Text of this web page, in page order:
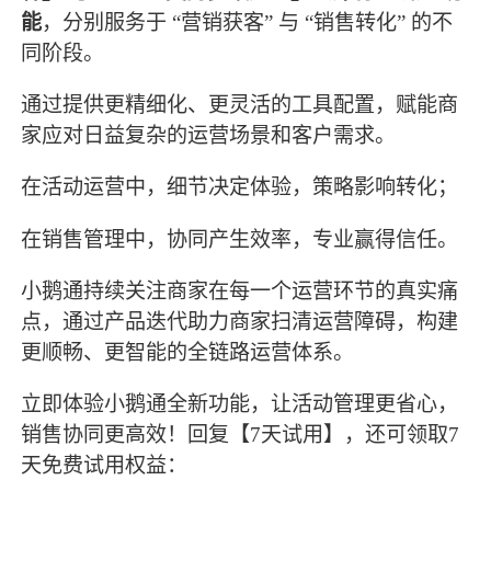
能，分别服务于 “营销获客” 与 “销售转化” 的不
同阶段。
通过提供更精细化、更灵活的工具配置，赋能商
家应对日益复杂的运营场景和客户需求。
在活动运营中，细节决定体验，策略影响转化；
在销售管理中，协同产生效率，专业赢得信任。
小鹅通持续关注商家在每一个运营环节的真实痛
点，通过产品迭代助力商家扫清运营障碍，构建
更顺畅、更智能的全链路运营体系。
立即体验小鹅通全新功能，让活动管理更省心，
销售协同更高效！回复【7天试用】，还可领取7
天免费试用权益：